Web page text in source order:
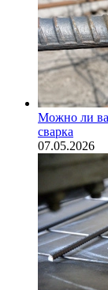
Можно ли
сварка
07.05.2026